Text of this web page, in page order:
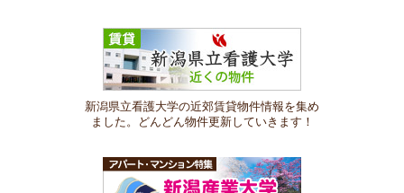
新潟県立看護大学の近郊賃貸物件情報を集め
ました。どんどん物件更新していきます！